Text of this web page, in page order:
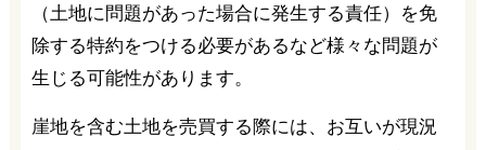
（土地に問題があった場合に発生する責任）を免
除する特約をつける必要があるなど様々な問題が
生じる可能性があります。
崖地を含む土地を売買する際には、お互いが現況